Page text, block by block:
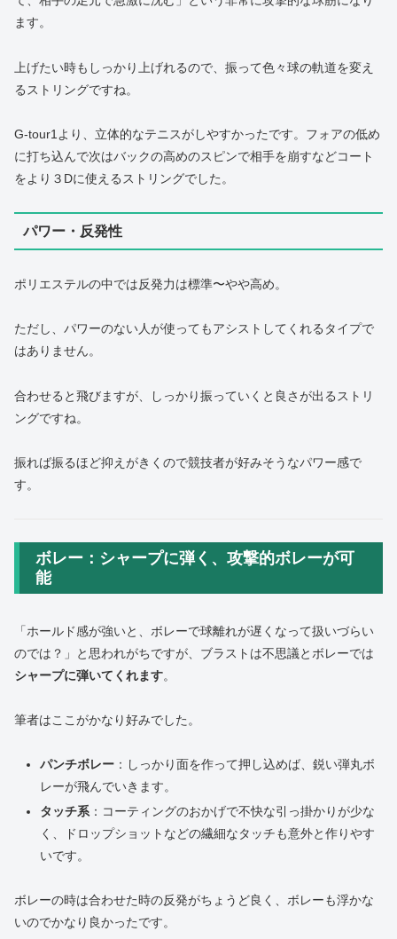
ます。
上げたい時もしっかり上げれるので、振って色々球の軌道を変え
るストリングですね。
G-tour1より、立体的なテニスがしやすかったです。フォアの低め
に打ち込んで次はバックの高めのスピンで相手を崩すなどコート
をより３Dに使えるストリングでした。
パワー・反発性
ポリエステルの中では反発力は標準〜やや高め。
ただし、パワーのない人が使ってもアシストしてくれるタイプで
はありません。
合わせると飛びますが、しっかり振っていくと良さが出るストリ
ングですね。
振れば振るほど抑えがきくので競技者が好みそうなパワー感で
す。
ボレー：シャープに弾く、攻撃的ボレーが可
能
「ホールド感が強いと、ボレーで球離れが遅くなって扱いづらい
のでは？」と思われがちですが、ブラストは不思議とボレーでは
シャープに弾いてくれます。
筆者はここがかなり好みでした。
パンチボレー：しっかり面を作って押し込めば、鋭い弾丸ボ
レーが飛んでいきます。
タッチ系：コーティングのおかげで不快な引っ掛かりが少な
く、ドロップショットなどの繊細なタッチも意外と作りやす
いです。
ボレーの時は合わせた時の反発がちょうど良く、ボレーも浮かな
いのでかなり良かったです。